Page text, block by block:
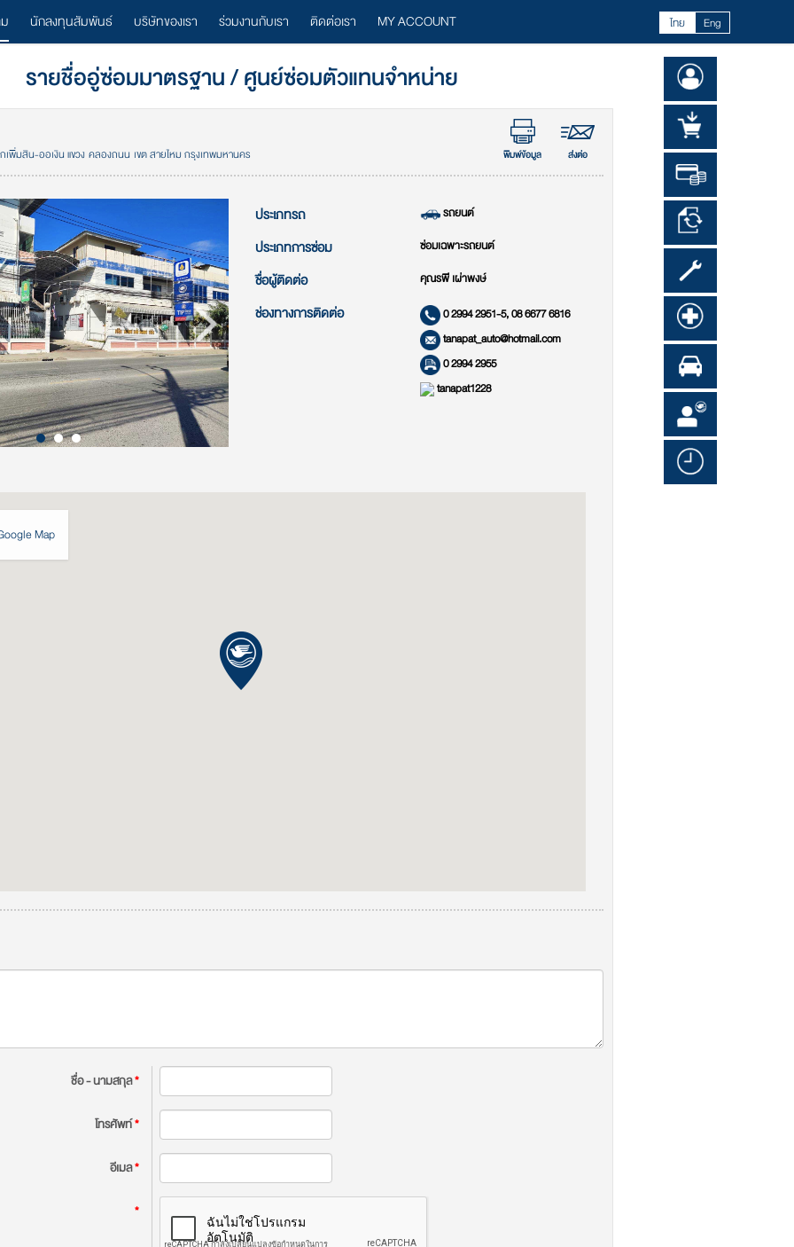
นักลงทุนสัมพันธ์ บริษัทของเรา ร่วมงานกับเรา ติดต่อเรา MY ACCOUNT ไทย Eng
รายชื่ออู่ซ่อมมาตรฐาน / ศูนย์ซ่อมตัวแทนจำหน่าย
พิ่มสิน-ออเงิน แขวง คลองถนน เขต สายไหม กรุงเทพมหานคร พิมพ์ข้อมูล ส่งต่อ
ประเภทรถ รถยนต์
ประเภทการซ่อม ซ่อมเฉพาะรถยนต์
ชื่อผู้ติดต่อ คุณรพี เผ่าพงษ์
ช่องทางการติดต่อ
0 2994 2951-5, 08 6677 6816
tanapat_auto@hotmail.com
0 2994 2955
tanapat1228
Map
ชื่อ - นามสกุล*
โทรศัพท์*
อีเมล*
*